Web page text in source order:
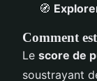
🧭
Comment
Le score de
soustrayant